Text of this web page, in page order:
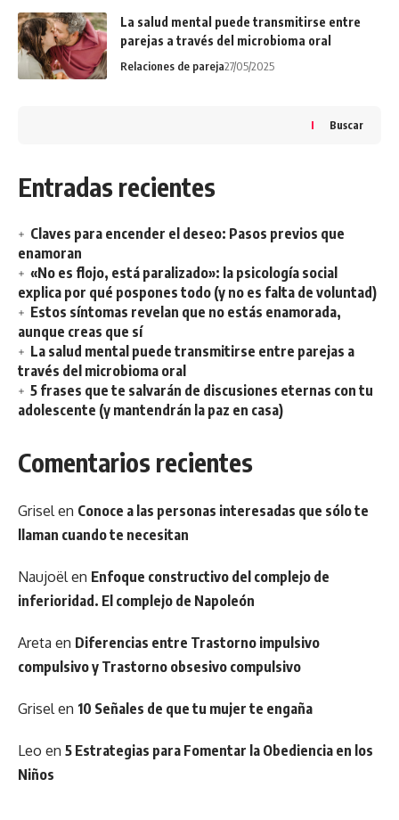
La salud mental puede transmitirse entre
parejas a través del microbioma oral
Relaciones de pareja27/05/2025
Buscar
Entradas recientes
Claves para encender el deseo: Pasos previos que
enamoran
«No es flojo, está paralizado»: la psicología social
explica por qué pospones todo (y no es falta de voluntad)
Estos síntomas revelan que no estás enamorada,
aunque creas que sí
La salud mental puede transmitirse entre parejas a
través del microbioma oral
5 frases que te salvarán de discusiones eternas con tu
adolescente (y mantendrán la paz en casa)
Comentarios recientes
Griselen Conoce a las personas interesadas que sólo te
llaman cuando te necesitan
Naujoëlen Enfoque constructivo del complejo de
inferioridad. El complejo de Napoleón
Areta en Diferencias entre Trastorno impulsivo
compulsivo y Trastorno obsesivo compulsivo
Griselen 10 Señales de que tu mujer te engaña
Leo en 5 Estrategias para Fomentar la Obediencia en los
Niños